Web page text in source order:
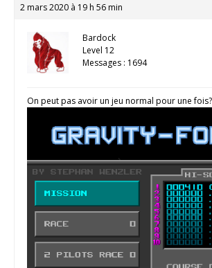
2 mars 2020 à 19 h 56 min
Bardock
Level 12
Messages : 1694
On peut pas avoir un jeu normal pour une